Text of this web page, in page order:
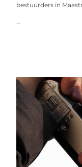
bestuurders in
...